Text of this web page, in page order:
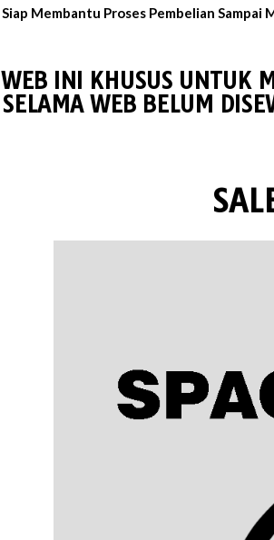
Siap Membantu Proses Pembelian Sampai
WEB INI KHUSUS UNTUK
SELAMA WEB BELUM